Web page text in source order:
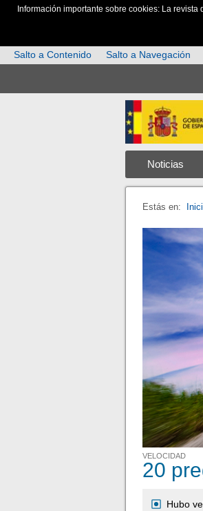
Información importante sobre cookies: La
Salto a Contenido
Salto a Navegación
Noticias
Estás en:
VELOCIDAD
20
Hubo